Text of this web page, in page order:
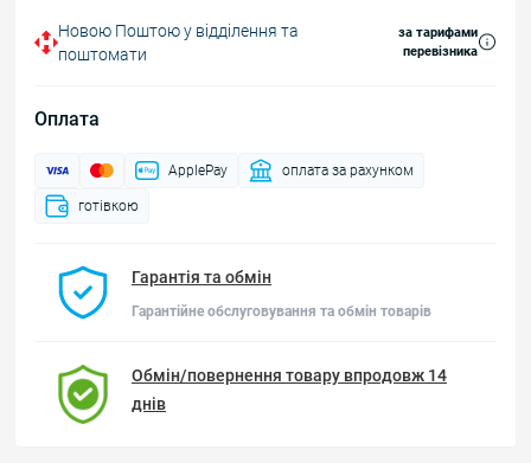
Новою Поштою у відділення та
поштомати
за тарифами
перевізника
Оплата
ApplePay оплата за рахунком
готівкою
Гарантія та обмін
Гарантійне обслуговування та обмін товарів
Обмін/повернення товару впродовж 14
днів